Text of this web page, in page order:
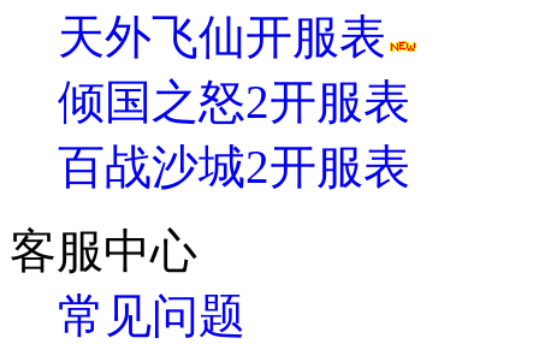
天外飞仙开服表
倾国之怒2开服表
百战沙城2开服表
客服中心
常见问题